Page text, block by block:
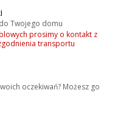
Twojego domu
prosimy o kontakt z
transportu
oczekiwań? Możesz go